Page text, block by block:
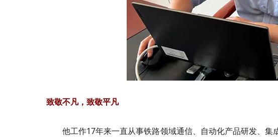
致敬不凡，致敬平凡
他工作17年来一直从事铁路领域通信、自动化产品研发、